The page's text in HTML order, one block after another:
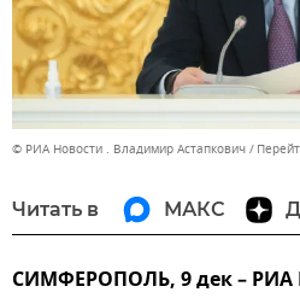
© РИА Новости . Владимир Астапкович
Читать в МАКС
СИМФЕРОПОЛЬ, 9 дек – РИА